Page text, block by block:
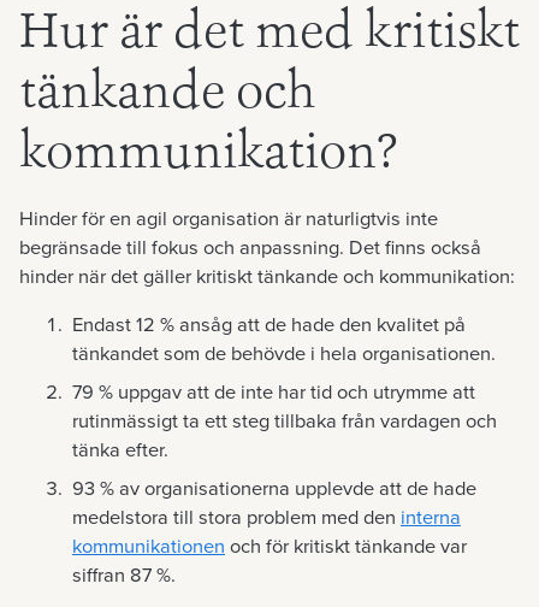
Hur är det med kritiskt
tänkande och
kommunikation?
Hinder för en agil organisation är naturligtvis inte
begränsade till fokus och anpassning. Det finns också
hinder när det gäller kritiskt tänkande och kommunikation:
Endast 12 % ansåg att de hade den kvalitet på
tänkandet som de behövde i hela organisationen.
79 % uppgav att de inte har tid och utrymme att
rutinmässigt ta ett steg tillbaka från vardagen och
tänka efter.
93 % av organisationerna upplevde att de hade
medelstora till stora problem med den interna
kommunikationenoch för kritiskt tänkande var
siffran 87 %.